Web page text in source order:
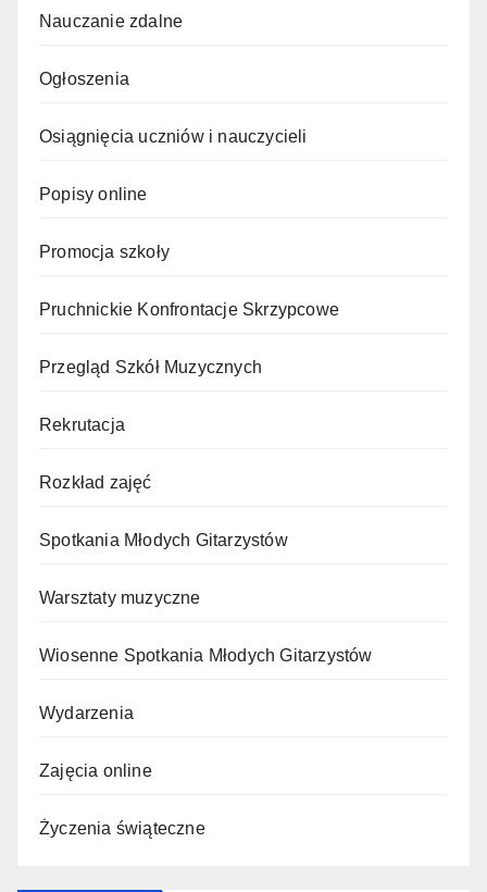
Nauczanie zdalne
Ogłoszenia
Osiągnięcia uczniów i nauczycieli
Popisy online
Promocja szkoły
Pruchnickie Konfrontacje Skrzypcowe
Przegląd Szkół Muzycznych
Rekrutacja
Rozkład zajęć
Spotkania Młodych Gitarzystów
Warsztaty muzyczne
Wiosenne Spotkania Młodych Gitarzystów
Wydarzenia
Zajęcia online
Życzenia świąteczne